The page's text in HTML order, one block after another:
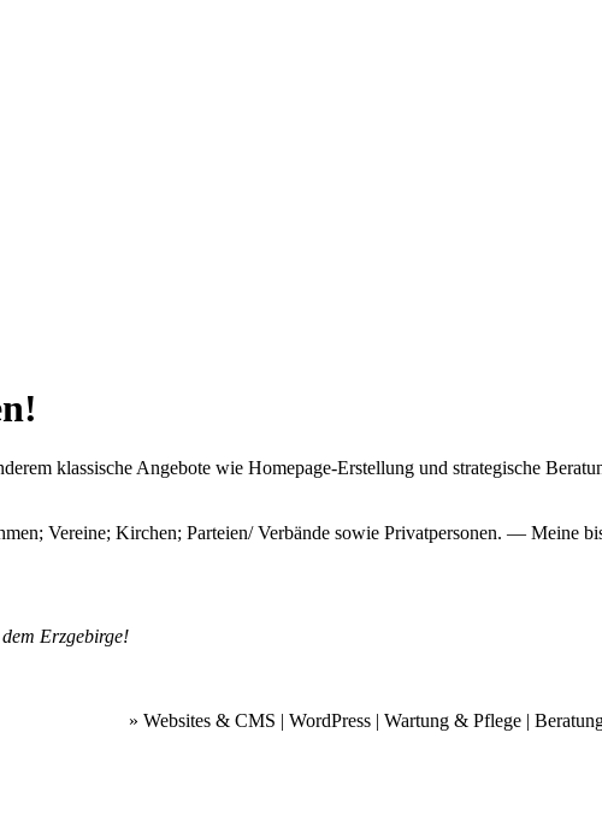
klassische Angebote wie Homepage-Erstellung und strategische
Vereine; Kirchen; Parteien/ Verbände sowie Privatpersonen. — Meine
Erzgebirge!
» Websites & CMS | WordPress | Wartung & Pflege |